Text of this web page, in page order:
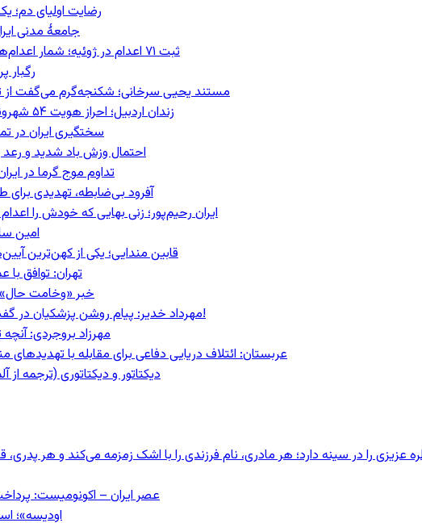
رضایت اولیای دم؛
جامعهٔ مدنی
ثبت ۷۱ اعدام در ژوئیه؛ شمار اعدام‌ها در سال ۲۰۲۶ به دست‌کم ۴۴۴ نفر رسید
رگبار
مستند یحیی سرخانی؛ شکنجه‌گرم می‌گفت از
زندان اردبیل؛ احراز هویت ۵۴ شهروند بازداشت‌شده در اعتراضات دی‌ماه ۱۴۰۴
سختگیری ایران در
احتمال وزش باد شدید و
تداوم موج گرما در ایران؛ دمای هوا
آفرود بی‌ضابطه، تهدیدی برای
ایران رحیم‌پور؛ زنی بهایی که خودش را
35
قابین مندایی؛ یکی از کهن‌ترین
تهران: توافق
خبر «وخامت
مهرداد خدیر: پیام روشن پزشکیان در گفت‌و‌گوی تصویری با مرد نامرئی: من هستم!
مهرزاد بروجردی:
عربستان: ائتلاف دریایی دفاعی برای مقابله با
دیکتاتور و دیکتاتوری (ترجمه
را در سینه دارد؛ هر مادری، نام فرزندی را با اشک زمزمه می‌کند و هر پدری،
عصر ایران – اکونومیست: